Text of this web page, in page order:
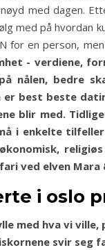
med dagen.
med på hvordan
for en person,
- verdiene,
nålen, bedre
best beste
blir med.
i enkelte
ved elven Mara
i oslo
med hva vi
svir seg